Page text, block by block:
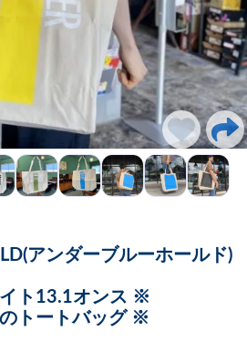
アンダーブルーホールド)
ト13.1オンス ※
トートバッグ ※